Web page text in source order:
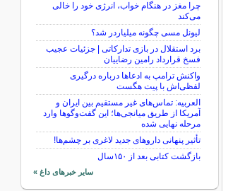
چرا مغز در هنگام خواب، انرژی خود را خالی
می‌کند
لیونل مسی چگونه میلیاردر شد؟
برد استقلال در بازی تدارکاتی | جزئیات عجیب
فسخ قرارداد رامین رضاییان
واکنش ترامپ به ادعاها درباره درگیری
لفظی‌اش با پیت هگست
العربیه: تماس‌های غیر مستقیم بین ایران و
آمریکا از طریق میانجی‌ها؛ این گفت‌و‌گو‌ها وارد
مرحله نهایی شده
تأثیر پنهانی داروهای جدید لاغری بر چشم‌ها!
بازگشت کتابی بعد از ۱۵۰سال
سایر خبرهای داغ »